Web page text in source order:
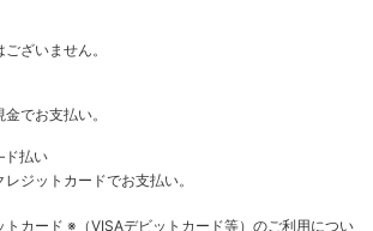
ざいません。
でお支払い。
払い
ジットカードでお支払い。
トカード ※（VISAデビットカード等） のご利用につい